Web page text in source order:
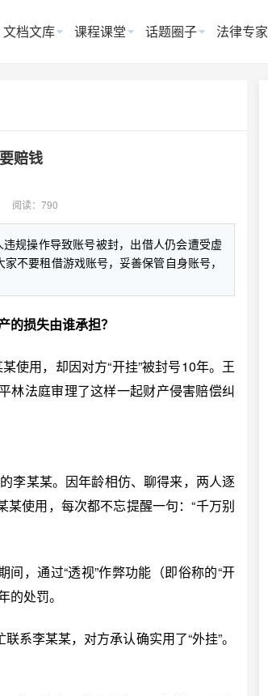
文档文库 课程课堂 话题圈子 法律专家
赔钱
阅读：790
规操作导致账号被封，出借人仍会遭受虚
不要租借游戏账号，妥善保管自身账号，
的损失由谁承担？
用，却因对方“开挂”被封号10年。王
林法庭审理了这样一起财产侵害赔偿纠
李某某。因年龄相仿、聊得来，两人逐
使用，每次都不忘提醒一句：“千万别
，通过“透视”作弊功能（即俗称的“开
处罚。
李某某，对方承认确实用了“外挂”。